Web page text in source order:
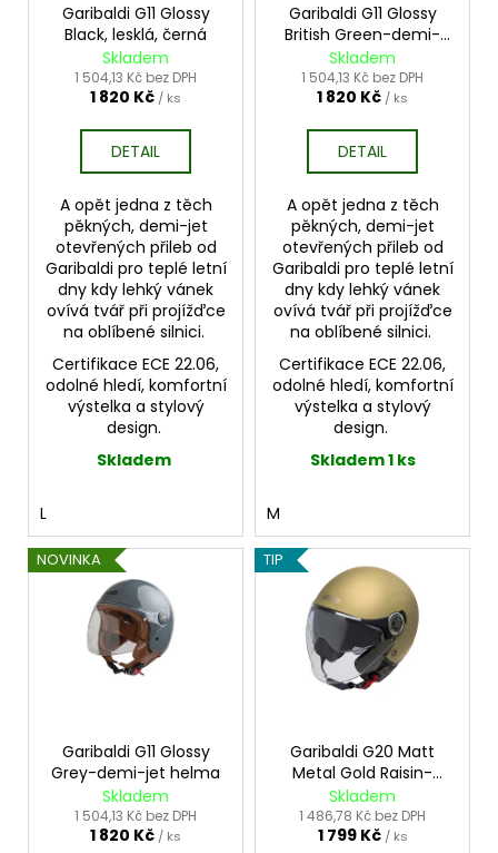
Garibaldi G11 Glossy
Black, lesklá, černá
Skladem
1 504,13 Kč bez DPH
1 820 Kč / ks
DETAIL
A opět jedna z těch
pěkných, demi-jet
otevřených přileb od
Garibaldi pro teplé letní
dny kdy lehký vánek
ovívá tvář při projížďce
na oblíbené silnici.
Certifikace ECE 22.06,
odolné hledí, komfortní
výstelka a stylový
design.
Skladem
L
Garibaldi G11 Glossy
British Green-demi-
jet, britská zelená
Skladem
1 504,13 Kč bez DPH
1 820 Kč / ks
DETAIL
A opět jedna z těch
pěkných, demi-jet
otevřených přileb od
Garibaldi pro teplé letní
dny kdy lehký vánek
ovívá tvář při projížďce
na oblíbené silnici.
Certifikace ECE 22.06,
odolné hledí, komfortní
výstelka a stylový
design.
Skladem 1 ks
M
NOVINKA
Garibaldi G11 Glossy
Grey-demi-jet helma
Skladem
1 504,13 Kč bez DPH
1 820 Kč / ks
TIP
Garibaldi G20 Matt
Metal Gold Raisin-
sluneční clona
Skladem
1 486,78 Kč bez DPH
1 799 Kč / ks
SADA
ČIŠTĚNÍ
HNACÍCH
MOTOCYKLŮ